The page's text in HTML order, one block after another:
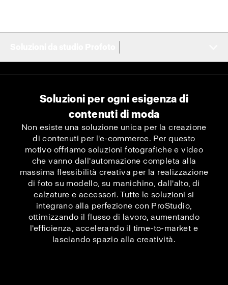
Soluzioni per ogni esigenza di
contenuti di moda
Non esiste una soluzione unica per la creazione
di contenuti per l'e-commerce. Per questo
motivo offriamo soluzioni fotografiche e video
che vanno dall'automazione completa alla
massima flessibilità creativa per la realizzazione
di foto su modello, su manichino, dall'alto, di
calzature e accessori. Tutte le soluzioni si
integrano alla perfezione con ProStudio,
ottimizzando il flusso di lavoro, aumentando
l'efficienza, accelerando il time-to-market e
lasciando spazio alla creatività.